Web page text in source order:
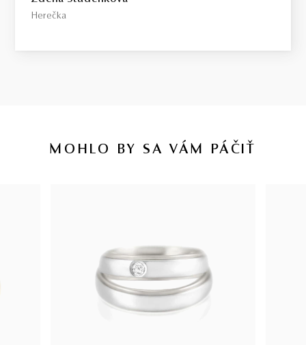
Herečka
MOHLO BY SA VÁM PÁČIŤ